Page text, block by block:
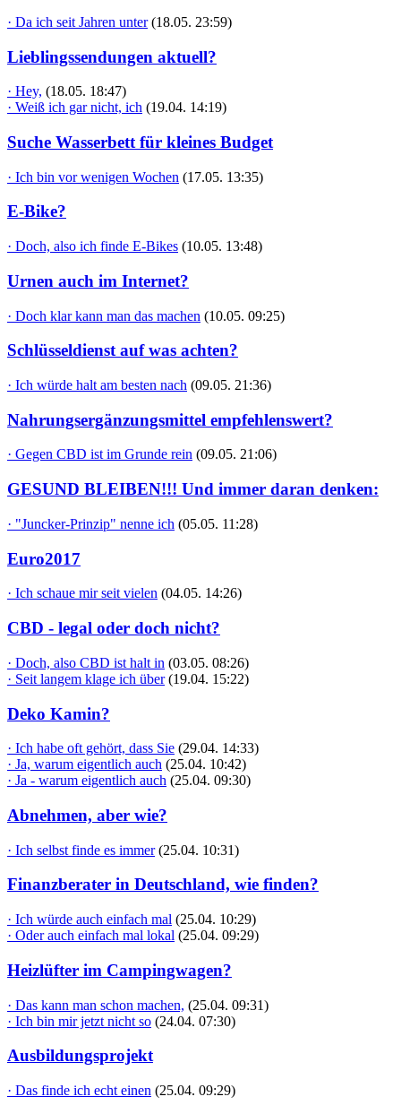
· Da ich seit Jahren unter (18.05. 23:59)
Lieblingssendungen aktuell?
· Hey, (18.05. 18:47)
· Weiß ich gar nicht, ich (19.04. 14:19)
Suche Wasserbett für kleines Budget
· Ich bin vor wenigen Wochen (17.05. 13:35)
E-Bike?
· Doch, also ich finde E-Bikes (10.05. 13:48)
Urnen auch im Internet?
· Doch klar kann man das machen (10.05. 09:25)
Schlüsseldienst auf was achten?
· Ich würde halt am besten nach (09.05. 21:36)
Nahrungsergänzungsmittel empfehlenswert?
· Gegen CBD ist im Grunde rein (09.05. 21:06)
GESUND BLEIBEN!!! Und immer daran denken:
· "Juncker-Prinzip" nenne ich (05.05. 11:28)
Euro2017
· Ich schaue mir seit vielen (04.05. 14:26)
CBD - legal oder doch nicht?
· Doch, also CBD ist halt in (03.05. 08:26)
· Seit langem klage ich über (19.04. 15:22)
Deko Kamin?
· Ich habe oft gehört, dass Sie (29.04. 14:33)
· Ja, warum eigentlich auch (25.04. 10:42)
· Ja - warum eigentlich auch (25.04. 09:30)
Abnehmen, aber wie?
· Ich selbst finde es immer (25.04. 10:31)
Finanzberater in Deutschland, wie finden?
· Ich würde auch einfach mal (25.04. 10:29)
· Oder auch einfach mal lokal (25.04. 09:29)
Heizlüfter im Campingwagen?
· Das kann man schon machen, (25.04. 09:31)
· Ich bin mir jetzt nicht so (24.04. 07:30)
Ausbildungsprojekt
· Das finde ich echt einen (25.04. 09:29)